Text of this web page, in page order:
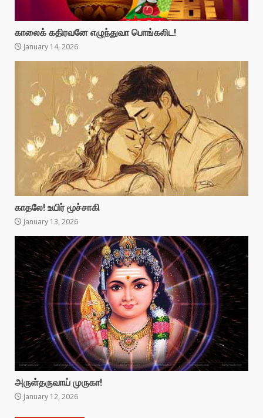
காலைக் கதிரவனே எழுந்துவா பொங்கலிட!
January 14, 2026
காதலே! உயிர் மூச்சாகி
January 13, 2026
அருள்தருவாய் முருகா!
January 12, 2026